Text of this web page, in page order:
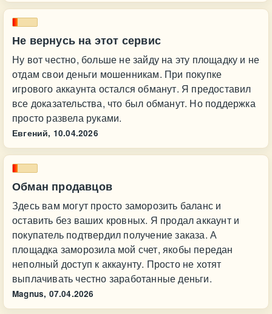
Не вернусь на этот сервис
Ну вот честно, больше не зайду на эту площадку и не
отдам свои деньги мошенникам. При покупке
игрового аккаунта остался обманут. Я предоставил
все доказательства, что был обманут. Но поддержка
просто развела руками.
Евгений, 10.04.2026
Обман продавцов
Здесь вам могут просто заморозить баланс и
оставить без ваших кровных. Я продал аккаунт и
покупатель подтвердил получение заказа. А
площадка заморозила мой счет, якобы передан
неполный доступ к аккаунту. Просто не хотят
выплачивать честно заработанные деньги.
Magnus, 07.04.2026